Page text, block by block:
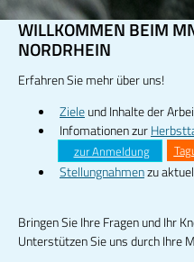
WILLKOMMEN BEIM
NORDRHEIN
Erfahren Sie mehr über uns!
Zieleund Inhalte der
Infomationen zur
zur Anmeldung
Stellungnahmenzu
Bringen Sie Ihre Fragen und Ihr
Unterstützen Sie uns durch Ihre